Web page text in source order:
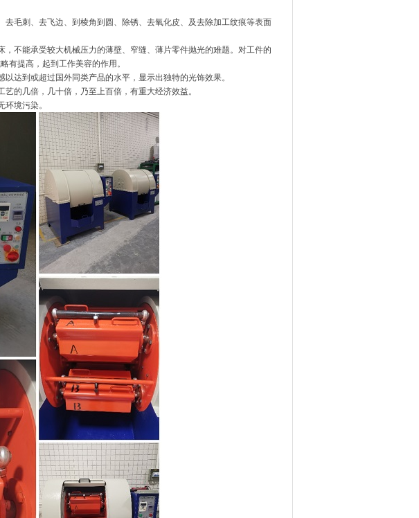
去毛刺、去飞边、到棱角到圆、除锈、去氧化皮、及去除加工纹痕等表面
，不能承受较大机械压力的薄壁、窄缝、薄片零件抛光的难题。对工件的
有提高，起到工作美容的作用。
达到或超过国外同类产品的水平，显示出独特的光饰效果。
的几倍，几十倍，乃至上百倍，有重大经济效益。
境污染。